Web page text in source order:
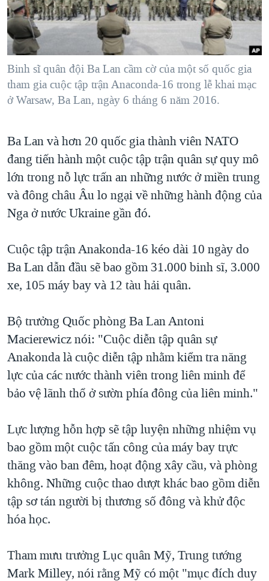
"Tìm"NGƯỜI VIỆT HẢI NGOẠI
ĐỜI SỐNG
KINH TẾ
KHOA HỌC
SỨC KHOẺ
THỂ THAO
GIÁO DỤC
TẠI
HÀNH TRÌNH BẦU CỬ 2024
MỘT NĂM CHIẾN TRANH TẠI DẢI GAZA
GIẢI MÃ VÀNH ĐAI & CON ĐƯỜNG
NGÀY TỊ NẠN THẾ GIỚI
CHI PHÍ CHIẾN TRANH AFGHANISTAN
CÁC GIÁ TRỊ CỘNG HÒA Ở VIỆT NAM
THƯỢNG ĐỈNH TRUMP-KIM TẠI VIỆT NAM
TRỊNH VĨNH BÌNH VS. CHÍNH PHỦ VIỆT NAM
BÊN KIA QUỐC LỘ: TIẾNG VỌNG TỪ NÔNG THÔN MỸ
QUAN HỆ VIỆT MỸ
VIDEO
NGHE
MẠNG XÃ HỘI
Binh sĩ quân đội Ba Lan cầm cờ của một số quốc gia
tham gia cuộc tập trận Anaconda-16 trong lễ khai mạc
ở Warsaw, Ba Lan, ngày 6 tháng 6 năm 2016.
Ba Lan và hơn 20 quốc gia thành viên NATO
đang tiến hành một cuộc tập trận quân sự quy mô
lớn trong nỗ lực trấn an những nước ở miền trung
và đông châu Âu lo ngại về những hành động của
Nga ở nước Ukraine gần đó.
Cuộc tập trận Anakonda-16 kéo dài 10 ngày do
Ba Lan dẫn đầu sẽ bao gồm 31.000 binh sĩ, 3.000
xe, 105 máy bay và 12 tàu hải quân.
Bộ trưởng Quốc phòng Ba Lan Antoni
Macierewicz nói: "Cuộc diễn tập quân sự
Anakonda là cuộc diễn tập nhằm kiểm tra năng
lực của các nước thành viên trong liên minh để
bảo vệ lãnh thổ ở sườn phía đông của liên minh."
Lực lượng hỗn hợp sẽ tập luyện những nhiệm vụ
bao gồm một cuộc tấn công của máy bay trực
thăng vào ban đêm, hoạt động xây cầu, và phòng
không. Những cuộc thao dượt khác bao gồm diễn
tập sơ tán người bị thương số đông và khử độc
hóa học.
Tham mưu trưởng Lục quân Mỹ, Trung tướng
Mark Milley, nói rằng Mỹ có một "mục đích duy